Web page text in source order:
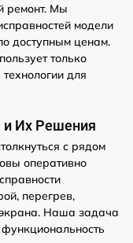
ремонт. Мы
модели
доступным ценам.
только
для
Их Решения
с рядом
оперативно
перегрев,
Наша задача